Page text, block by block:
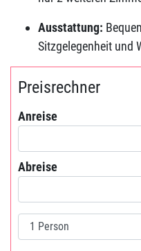
Ausstattung:
Sitzgelegenheit und
Preisrechner
Anreise
Abreise
Personen